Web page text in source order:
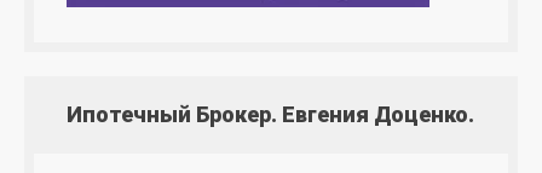
Ипотечный Брокер. Евгения Доценко.